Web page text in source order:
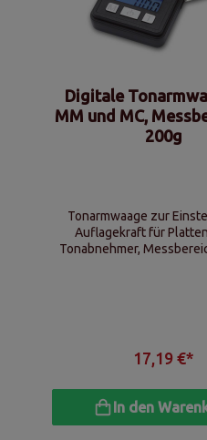
Digitale
MM und MC,
200g
Tonarmwaage zur
Auflagekraft für
Tonabnehmer,
17,19 €*
In den